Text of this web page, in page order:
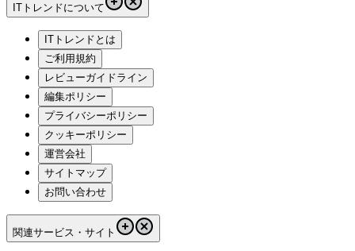
ITトレンドについて
ITトレンドとは
ご利用規約
レビューガイドライン
編集ポリシー
プライバシーポリシー
クッキーポリシー
運営会社
サイトマップ
お問い合わせ
関連サービス・サイト